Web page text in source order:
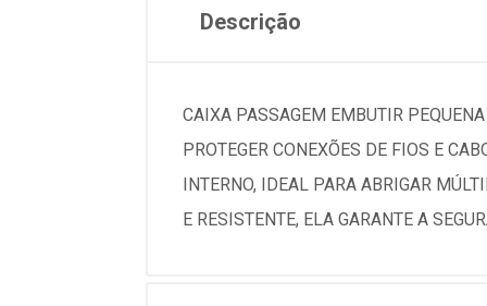
Descrição
CAIXA PASSAGEM EMBUTIR
PROTEGER CONEXÕES DE FIOS E
INTERNO, IDEAL PARA ABRIGAR
E RESISTENTE, ELA GARANTE A